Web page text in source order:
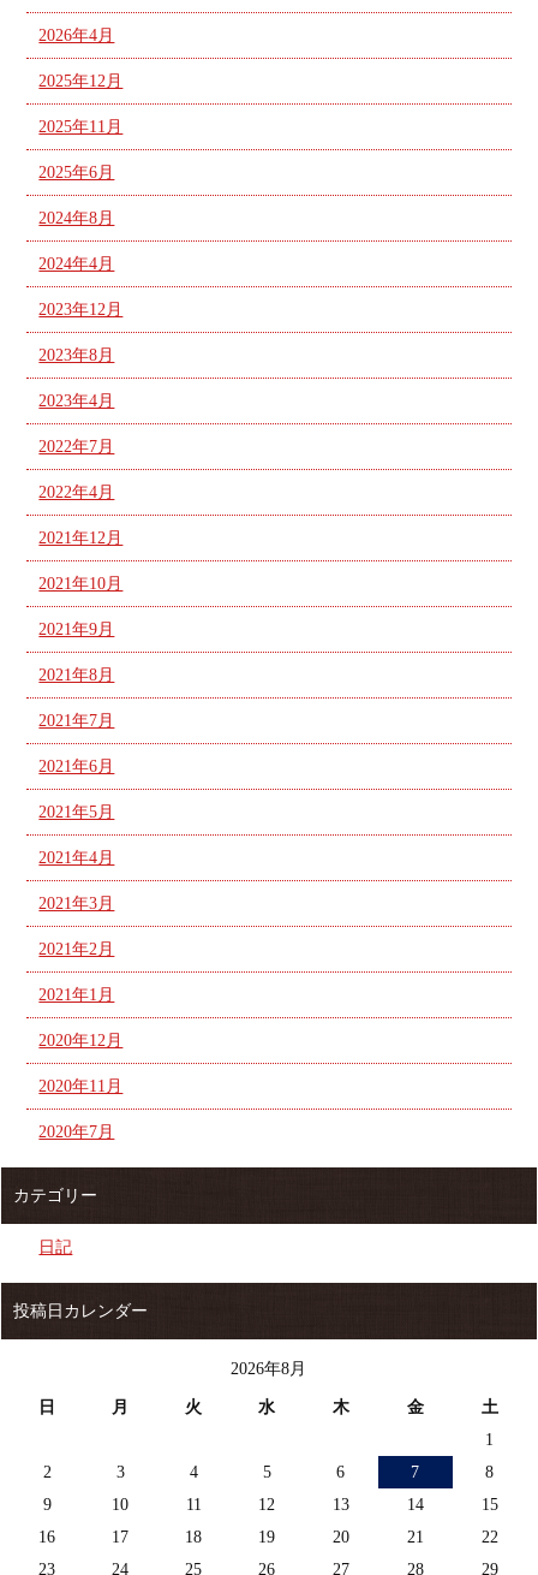
2026年4月
2025年12月
2025年11月
2025年6月
2024年8月
2024年4月
2023年12月
2023年8月
2023年4月
2022年7月
2022年4月
2021年12月
2021年10月
2021年9月
2021年8月
2021年7月
2021年6月
2021年5月
2021年4月
2021年3月
2021年2月
2021年1月
2020年12月
2020年11月
2020年7月
カテゴリー
日記
投稿日カレンダー
2026年8月
日 月 火 水 木 金
土
1
2
3 4 5 6 7
8
9
10 11 12 13 14
15
16
17 18 19 20 21
22
23
24 25 26 27 28 29